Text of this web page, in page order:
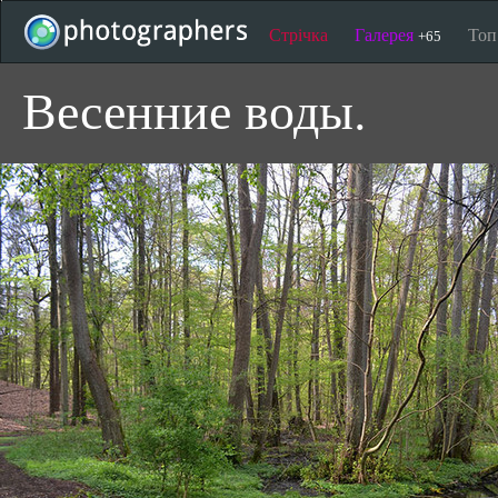
Стрічка Галерея +65
Весенние воды.